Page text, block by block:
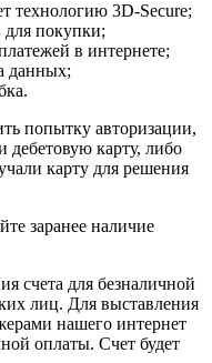
технологию 3D-Secure;
для покупки;
в интернете;
данных;
попытку авторизации,
дебетовую карту, либо
карту для решения
заранее наличие
счета для безналичной
лиц. Для выставления
нашего интернет
оплаты. Счет будет